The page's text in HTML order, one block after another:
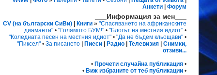
Анкети
Форум
___Информация за мен___
CV (на български СиВи) Книги » "Спасяването на африканските
диаманти" • "Голямото БУМ!" • "Блогът на местния идиот" •
"Коледната песен на местния идиот" • "Да не бъдем кльощави" •
"Пиксел" • За писането Пиеси Радио Телевизия
Снимки,
отзиви...
• Прочети случайна публикация •
• Виж избраните от теб публикации •